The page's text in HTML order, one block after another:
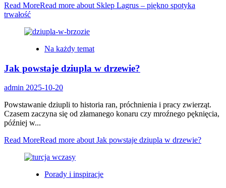
Read MoreRead more about Sklep Lagrus – piękno spotyka
trwałość
Na każdy temat
Jak powstaje dziupla w drzewie?
admin 2025-10-20
Powstawanie dziupli to historia ran, próchnienia i pracy zwierząt.
Czasem zaczyna się od złamanego konaru czy mroźnego pęknięcia,
później w...
Read MoreRead more about Jak powstaje dziupla w drzewie?
Porady i inspiracje